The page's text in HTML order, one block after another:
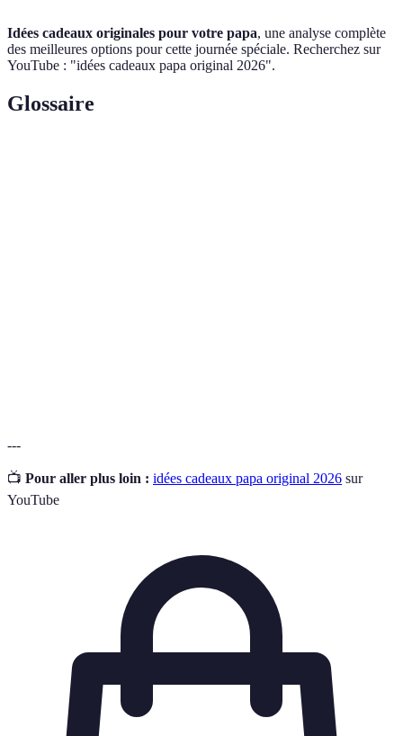
Idées cadeaux originales pour votre papa, une analyse complète
des meilleures options pour cette journée spéciale. Recherchez sur
YouTube : "idées cadeaux papa original 2026".
Glossaire
---
📺 Pour aller plus loin : idées cadeaux papa original 2026 sur
YouTube